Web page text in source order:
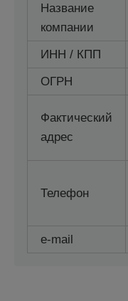
Название
компании
ИНН / КПП
ОГРН
Фактический
адрес
Телефон
e-mail